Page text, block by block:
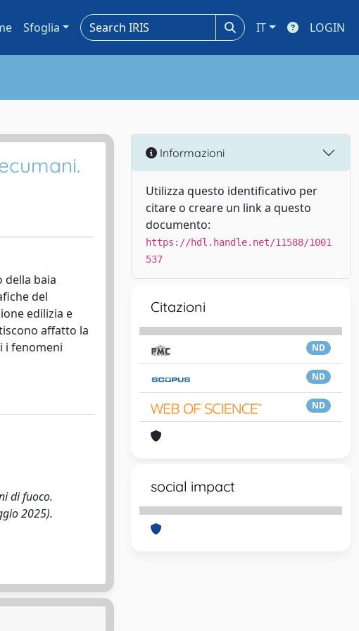
Sfoglia IT LOGIN
della baia
del
edilizia e
affatto la
i fenomeni
di fuoco.
2025).
Informazioni
Utilizza questo identificativo per
citare o creare un link a questo
documento:
https://hdl.handle.net/11588/1001
537
Citazioni
ND
ND
ND
social impact